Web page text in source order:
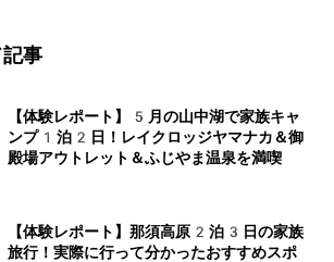
記事
【体験レポート】5月の山中湖で家族キャ
ンプ1泊2日！レイクロッジヤマナカ＆御
殿場アウトレット＆ふじやま温泉を満喫
【体験レポート】那須高原2泊3日の家族
旅行！実際に行って分かったおすすめスポ